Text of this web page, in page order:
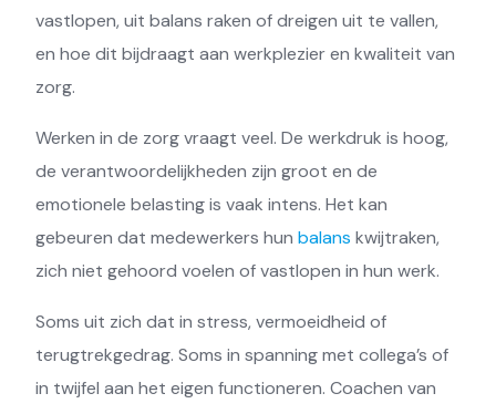
vastlopen, uit balans raken of dreigen uit te vallen,
en hoe dit bijdraagt aan werkplezier en kwaliteit van
zorg.
Werken in de zorg vraagt veel. De werkdruk is hoog,
de verantwoordelijkheden zijn groot en de
emotionele belasting is vaak intens. Het kan
gebeuren dat medewerkers hun balans kwijtraken,
zich niet gehoord voelen of vastlopen in hun werk.
Soms uit zich dat in stress, vermoeidheid of
terugtrekgedrag. Soms in spanning met collega’s of
in twijfel aan het eigen functioneren. Coachen van